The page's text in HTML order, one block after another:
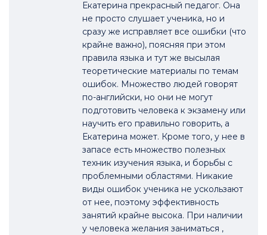
Екатерина прекрасный педагог. Она
не просто слушает ученика, но и
сразу же исправляет все ошибки (что
крайне важно), поясняя при этом
правила языка и тут же высылая
теоретические материалы по темам
ошибок. Множество людей говорят
по-английски, но они не могут
подготовить человека к экзамену или
научить его правильно говорить, а
Екатерина может. Кроме того, у нее в
запасе есть множество полезных
техник изучения языка, и борьбы с
проблемными областями. Никакие
виды ошибок ученика не ускользают
от нее, поэтому эффективность
занятий крайне высока. При наличии
у человека желания заниматься ,